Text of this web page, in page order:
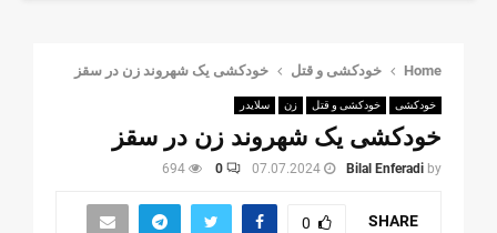
Home خودکشی و قتل خودکشی یک شهروند زن در سقز
خودکشی خودکشی و قتل زن سلایدر
خودکشی یک شهروند زن در سقز
by
Bilal Enferadi
07.07.2024
0
694
SHARE
0